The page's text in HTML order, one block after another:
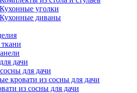
Кухонные уголки
Кухонные диваны
дачи
для дачи
кровати из сосны для дачи
из сосны для дачи